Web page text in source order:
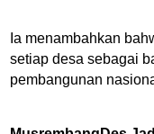
Ia menambahkan
setiap desa sebagai
pembangunan